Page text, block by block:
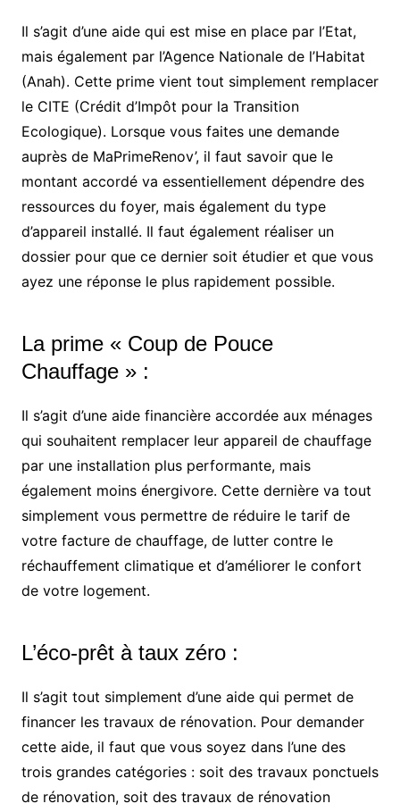
Il s’agit d’une aide qui est mise en place par l’Etat,
mais également par l’Agence Nationale de l’Habitat
(Anah). Cette prime vient tout simplement remplacer
le CITE (Crédit d’Impôt pour la Transition
Ecologique). Lorsque vous faites une demande
auprès de MaPrimeRenov’, il faut savoir que le
montant accordé va essentiellement dépendre des
ressources du foyer, mais également du type
d’appareil installé. Il faut également réaliser un
dossier pour que ce dernier soit étudier et que vous
ayez une réponse le plus rapidement possible.
La prime « Coup de Pouce
Chauffage » :
Il s’agit d’une aide financière accordée aux ménages
qui souhaitent remplacer leur appareil de chauffage
par une installation plus performante, mais
également moins énergivore. Cette dernière va tout
simplement vous permettre de réduire le tarif de
votre facture de chauffage, de lutter contre le
réchauffement climatique et d’améliorer le confort
de votre logement.
L’éco-prêt à taux zéro :
Il s’agit tout simplement d’une aide qui permet de
financer les travaux de rénovation. Pour demander
cette aide, il faut que vous soyez dans l’une des
trois grandes catégories : soit des travaux ponctuels
de rénovation, soit des travaux de rénovation